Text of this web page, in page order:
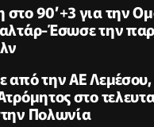
90’+3 για την
Έσωσε την
από την ΑΕ
στο
Πολωνία